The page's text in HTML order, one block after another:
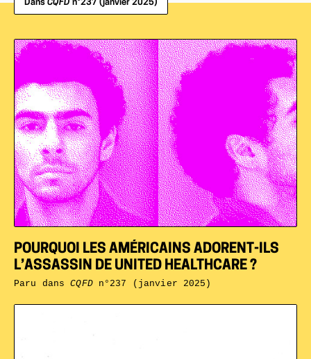
Dans CQFD n°237 (janvier 2025)
POURQUOI LES AMÉRICAINS ADORENT-ILS
L’ASSASSIN DE UNITED HEALTHCARE ?
Paru dansCQFDn°237 (janvier 2025)